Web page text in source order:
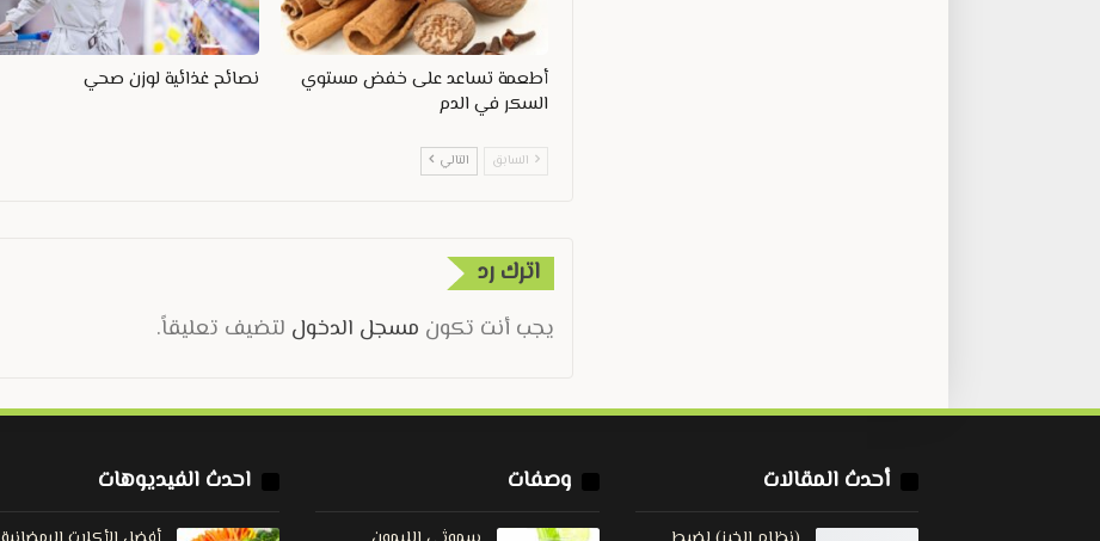
أطعمة تساعد على خفض مستوي
السكر في الدم
نصائح غذائية لوزن صحي
السابق التالي
اترك رد
يجب أنت تكون مسجل الدخول لتضيف تعليقاً.
أحدث المقالات وصفات احدث الفيديوهات